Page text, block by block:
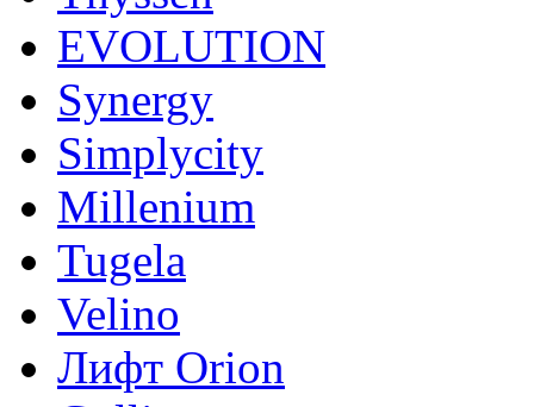
EVOLUTION
Synergy
Simplycity
Millenium
Tugela
Velino
Лифт Orion